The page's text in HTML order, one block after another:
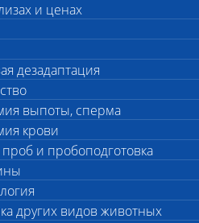
и ценах
дезадаптация
выпоты, сперма
крови
проб и пробоподготовка
других видов животных
Пока доступен
анализ мочи по
цене 675 руб., в
на Нагорной. Скоро
- следите за
анализы без очереди!